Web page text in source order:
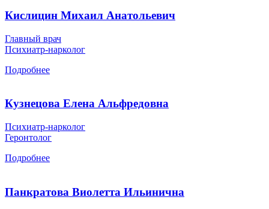
Кислицин Михаил Анатольевич
Главный врач
Психиатр-нарколог
Подробнее
Кузнецова Елена Альфредовна
Психиатр-нарколог
Геронтолог
Подробнее
Панкратова Виолетта Ильинична